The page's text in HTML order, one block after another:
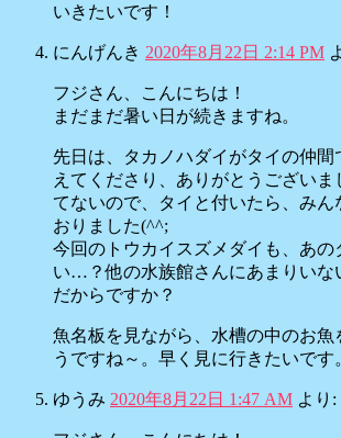
いきたいです！
にんげんき 2020年8月22日 2:14 PM
フジさん、こんにちは！
まだまだ暑い日が続きますね。
先日は、タカノハダイがタイの仲間
えてくださり、ありがとうございま
てないので、タイと付いたら、みん
おりました(^^;
今回のトウカイスズメダイも、あの
い…？他の水族館さんにあまりいな
だからですか？
魚名板を見ながら、水槽の中のお魚
うですね～。早く見に行きたいです
ゆうみ 2020年8月22日 1:47 AM より: